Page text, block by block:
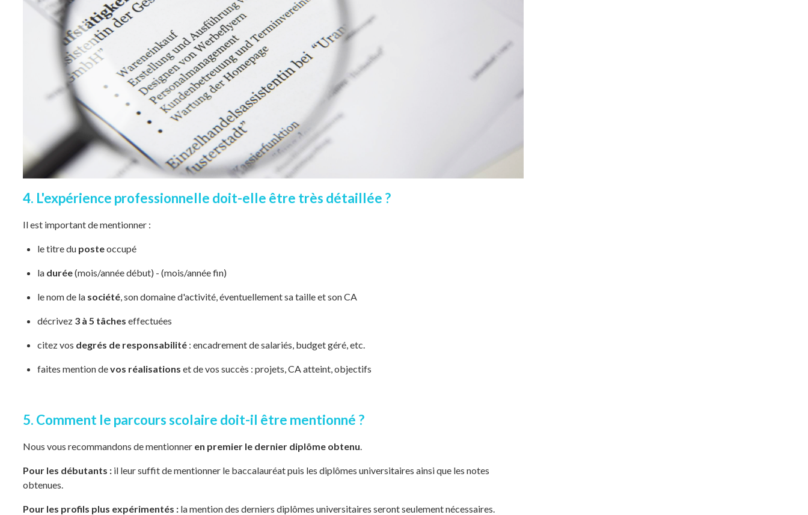
4. L'expérience professionnelle doit-elle être très détaillée ?
Il est important de mentionner :
le titre du posteoccupé
la durée(mois/année début) - (mois/année fin)
le nom de la société, son domaine d'activité, éventuellement sa taille et son CA
décrivez 3 à 5 tâches effectuées
citez vos degrés de responsabilité : encadrement de salariés, budget géré, etc.
faites mention devos réalisations et de vos succès : projets, CA atteint, objectifs
5. Comment le parcours scolaire doit-il être mentionné ?
Nous vous recommandons de mentionner en premier le dernier diplôme obtenu.
Pour les débutants : il leur suffit de mentionner le baccalauréat puis les diplômes universitaires ainsi que les notes
obtenues.
Pour les profils plus expérimentés : la mention des derniers diplômes universitaires seront seulement nécessaires.